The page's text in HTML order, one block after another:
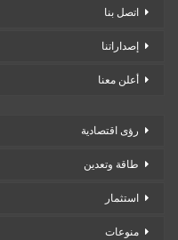
اتصل بنا
إصداراتنا
أعلن معنا
رؤى اقتصادية
طاقة وتعدين
استثمار
منوعات